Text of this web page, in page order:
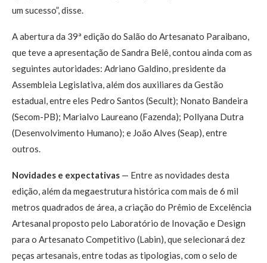
um sucesso”, disse.
A abertura da 39ª edição do Salão do Artesanato Paraibano,
que teve a apresentação de Sandra Belê, contou ainda com as
seguintes autoridades: Adriano Galdino, presidente da
Assembleia Legislativa, além dos auxiliares da Gestão
estadual, entre eles Pedro Santos (Secult); Nonato Bandeira
(Secom-PB); Marialvo Laureano (Fazenda); Pollyana Dutra
(Desenvolvimento Humano); e João Alves (Seap), entre
outros.
Novidades e expectativas — Entre as novidades desta
edição, além da megaestrutura histórica com mais de 6 mil
metros quadrados de área, a criação do Prêmio de Excelência
Artesanal proposto pelo Laboratório de Inovação e Design
para o Artesanato Competitivo (Labin), que selecionará dez
peças artesanais, entre todas as tipologias, com o selo de